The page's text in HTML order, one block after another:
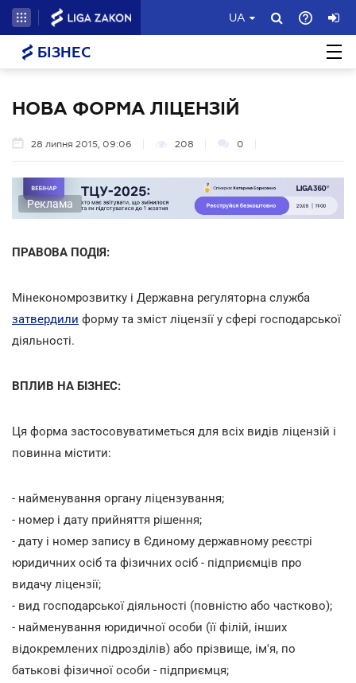
UA
БІЗНЕС
НОВА ФОРМА ЛІЦЕНЗІЙ
28 липня 2015, 09:06 208 0
Реклама
ПРАВОВА ПОДІЯ:
Мінекономрозвитку і Державна регуляторна служба
затвердили форму та зміст ліцензії у сфері господарської
діяльності.
ВПЛИВ НА БІЗНЕС:
Ця форма застосовуватиметься для всіх видів ліцензій і
повинна містити:
- найменування органу ліцензування;
- номер і дату прийняття рішення;
- дату і номер запису в Єдиному державному реєстрі
юридичних осіб та фізичних осіб - підприємців про
видачу ліцензії;
- вид господарської діяльності (повністю або частково);
- найменування юридичної особи (її філій, інших
відокремлених підрозділів) або прізвище, ім'я, по
батькові фізичної особи - підприємця;